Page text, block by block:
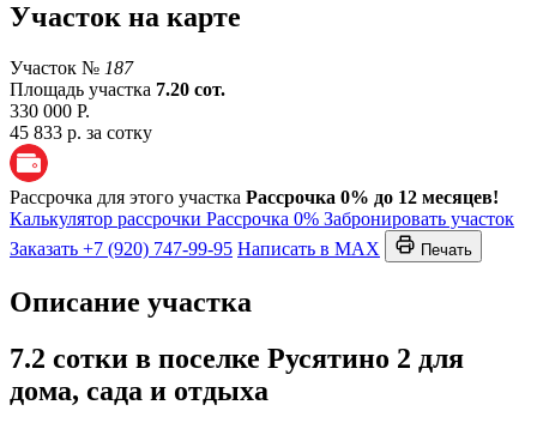
Участок на карте
Участок № 187
Площадь участка 7.20 сот.
330 000 Р.
45 833 р. за сотку
Рассрочка для этого участка Рассрочка 0% до 12 месяцев!
Калькулятор рассрочки Рассрочка 0% Забронировать участок
Заказать +7 (920) 747-99-95 Написать в MAX Печать
Описание участка
7.2 сотки в поселке Русятино 2 для
дома, сада и отдыха